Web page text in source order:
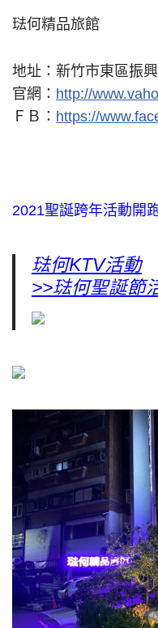
琺何精品旅館
地址：新竹市東區振
官網： http://
ＦＢ： https://
2021聖誕跨年活動開
琺何KTV活動
>>琺何聖誕節